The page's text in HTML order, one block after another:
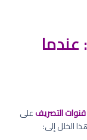
عندما
قنوات التصريفعلى
الخلل إلى: